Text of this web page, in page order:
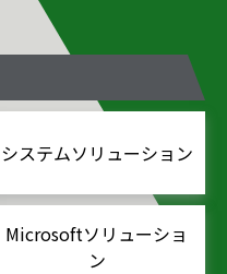
システムソリューション
Microsoftソリューショ
ン